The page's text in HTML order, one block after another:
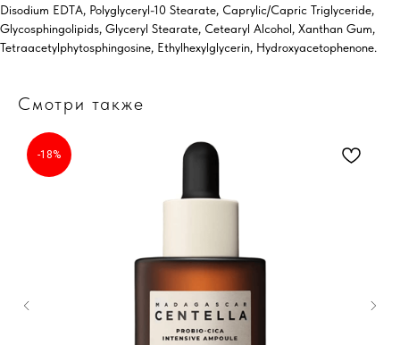
Disodium EDTA, Polyglyceryl-10 Stearate, Caprylic/Capric Triglyceride,
Glycosphingolipids, Glyceryl Stearate, Cetearyl Alcohol, Xanthan Gum,
Tetraacetylphytosphingosine, Ethylhexylglycerin, Hydroxyacetophenone.
Смотри также
-18%